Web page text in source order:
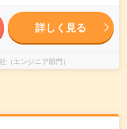
詳しく見る
エンジニア部門）